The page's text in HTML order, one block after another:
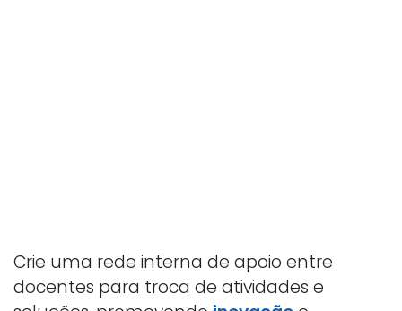
Crie uma rede interna de apoio entre
docentes para troca de atividades e